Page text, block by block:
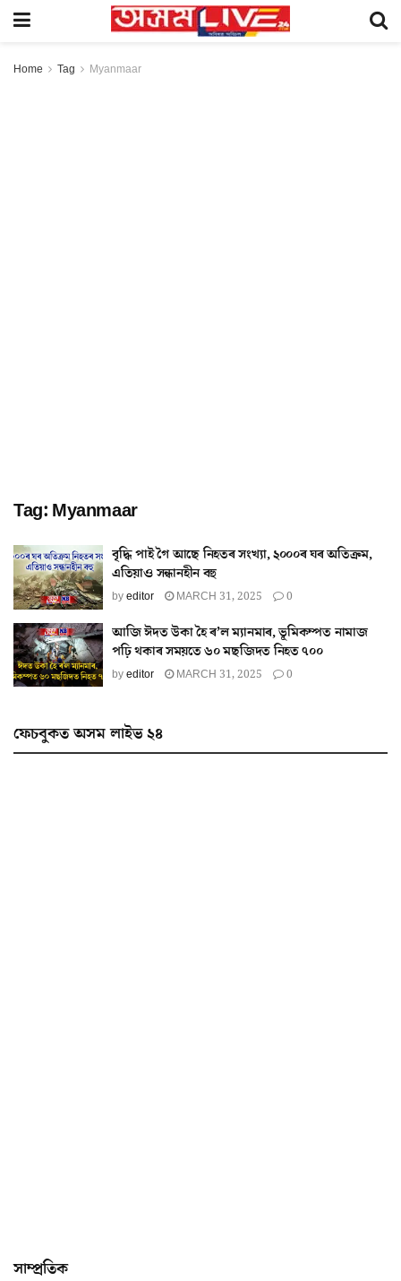
Home Tag Myanmaar
Tag: Myanmaar
বৃদ্ধি পাই গৈ আছে নিহতৰ সংখ্যা, ২০০০ৰ ঘৰ অতিক্ৰম,
এতিয়াও সন্ধানহীন বহু
byeditor MARCH 31, 2025 0
আজি ঈদত উকা হৈ ৰ’ল ম্যানমাৰ, ভূমিকম্পত নামাজ
পঢ়ি থকাৰ সময়তে ৬০ মছজিদত নিহত ৭০০
byeditor MARCH 31, 2025 0
ফেচবুকত অসম লাইভ ২৪
সাম্প্ৰতিক